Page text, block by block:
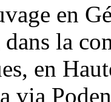
en
la
en
via